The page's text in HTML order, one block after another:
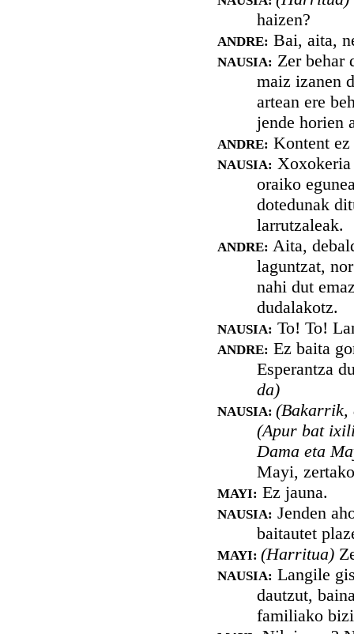
haizen?
ANDRE: Bai, aita,
NAUSIA: Zer behar
maiz izanen
artean ere
jende horien
ANDRE: Kontent
NAUSIA: Xoxokeria
oraiko
dotedunak
larrutzaleak.
ANDRE: Aita,
laguntzat,
nahi dut
dudalakotz.
NAUSIA: To! To!
ANDRE: Ez baita
Esperantza
da)
NAUSIA: (Bakarrik,
(Apur bat
Dama eta
Mayi,
MAYI: Ez jauna.
NAUSIA: Jenden
baitautet
MAYI: (Harritua)
NAUSIA: Langile
dautzut,
familiako